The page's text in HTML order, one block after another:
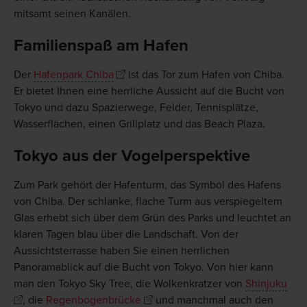
mitsamt seinen Kanälen.
Familienspaß am Hafen
Der Hafenpark Chiba
ist das Tor zum Hafen von Chiba.
Er bietet Ihnen eine herrliche Aussicht auf die Bucht von
Tokyo und dazu Spazierwege, Felder, Tennisplätze,
Wasserflächen, einen Grillplatz und das Beach Plaza.
Tokyo aus der Vogelperspektive
Zum Park gehört der Hafenturm, das Symbol des Hafens
von Chiba. Der schlanke, flache Turm aus verspiegeltem
Glas erhebt sich über dem Grün des Parks und leuchtet an
klaren Tagen blau über die Landschaft. Von der
Aussichtsterrasse haben Sie einen herrlichen
Panoramablick auf die Bucht von Tokyo. Von hier kann
man den Tokyo Sky Tree, die Wolkenkratzer von Shinjuku
, die Regenbogenbrücke und manchmal auch den